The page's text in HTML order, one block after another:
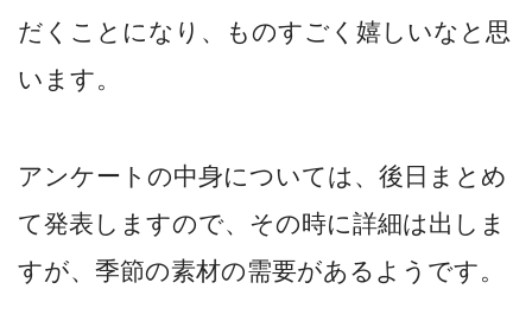
だくことになり、ものすごく嬉しいなと思
います。
アンケートの中身については、後日まとめ
て発表しますので、その時に詳細は出しま
すが、季節の素材の需要があるようです。